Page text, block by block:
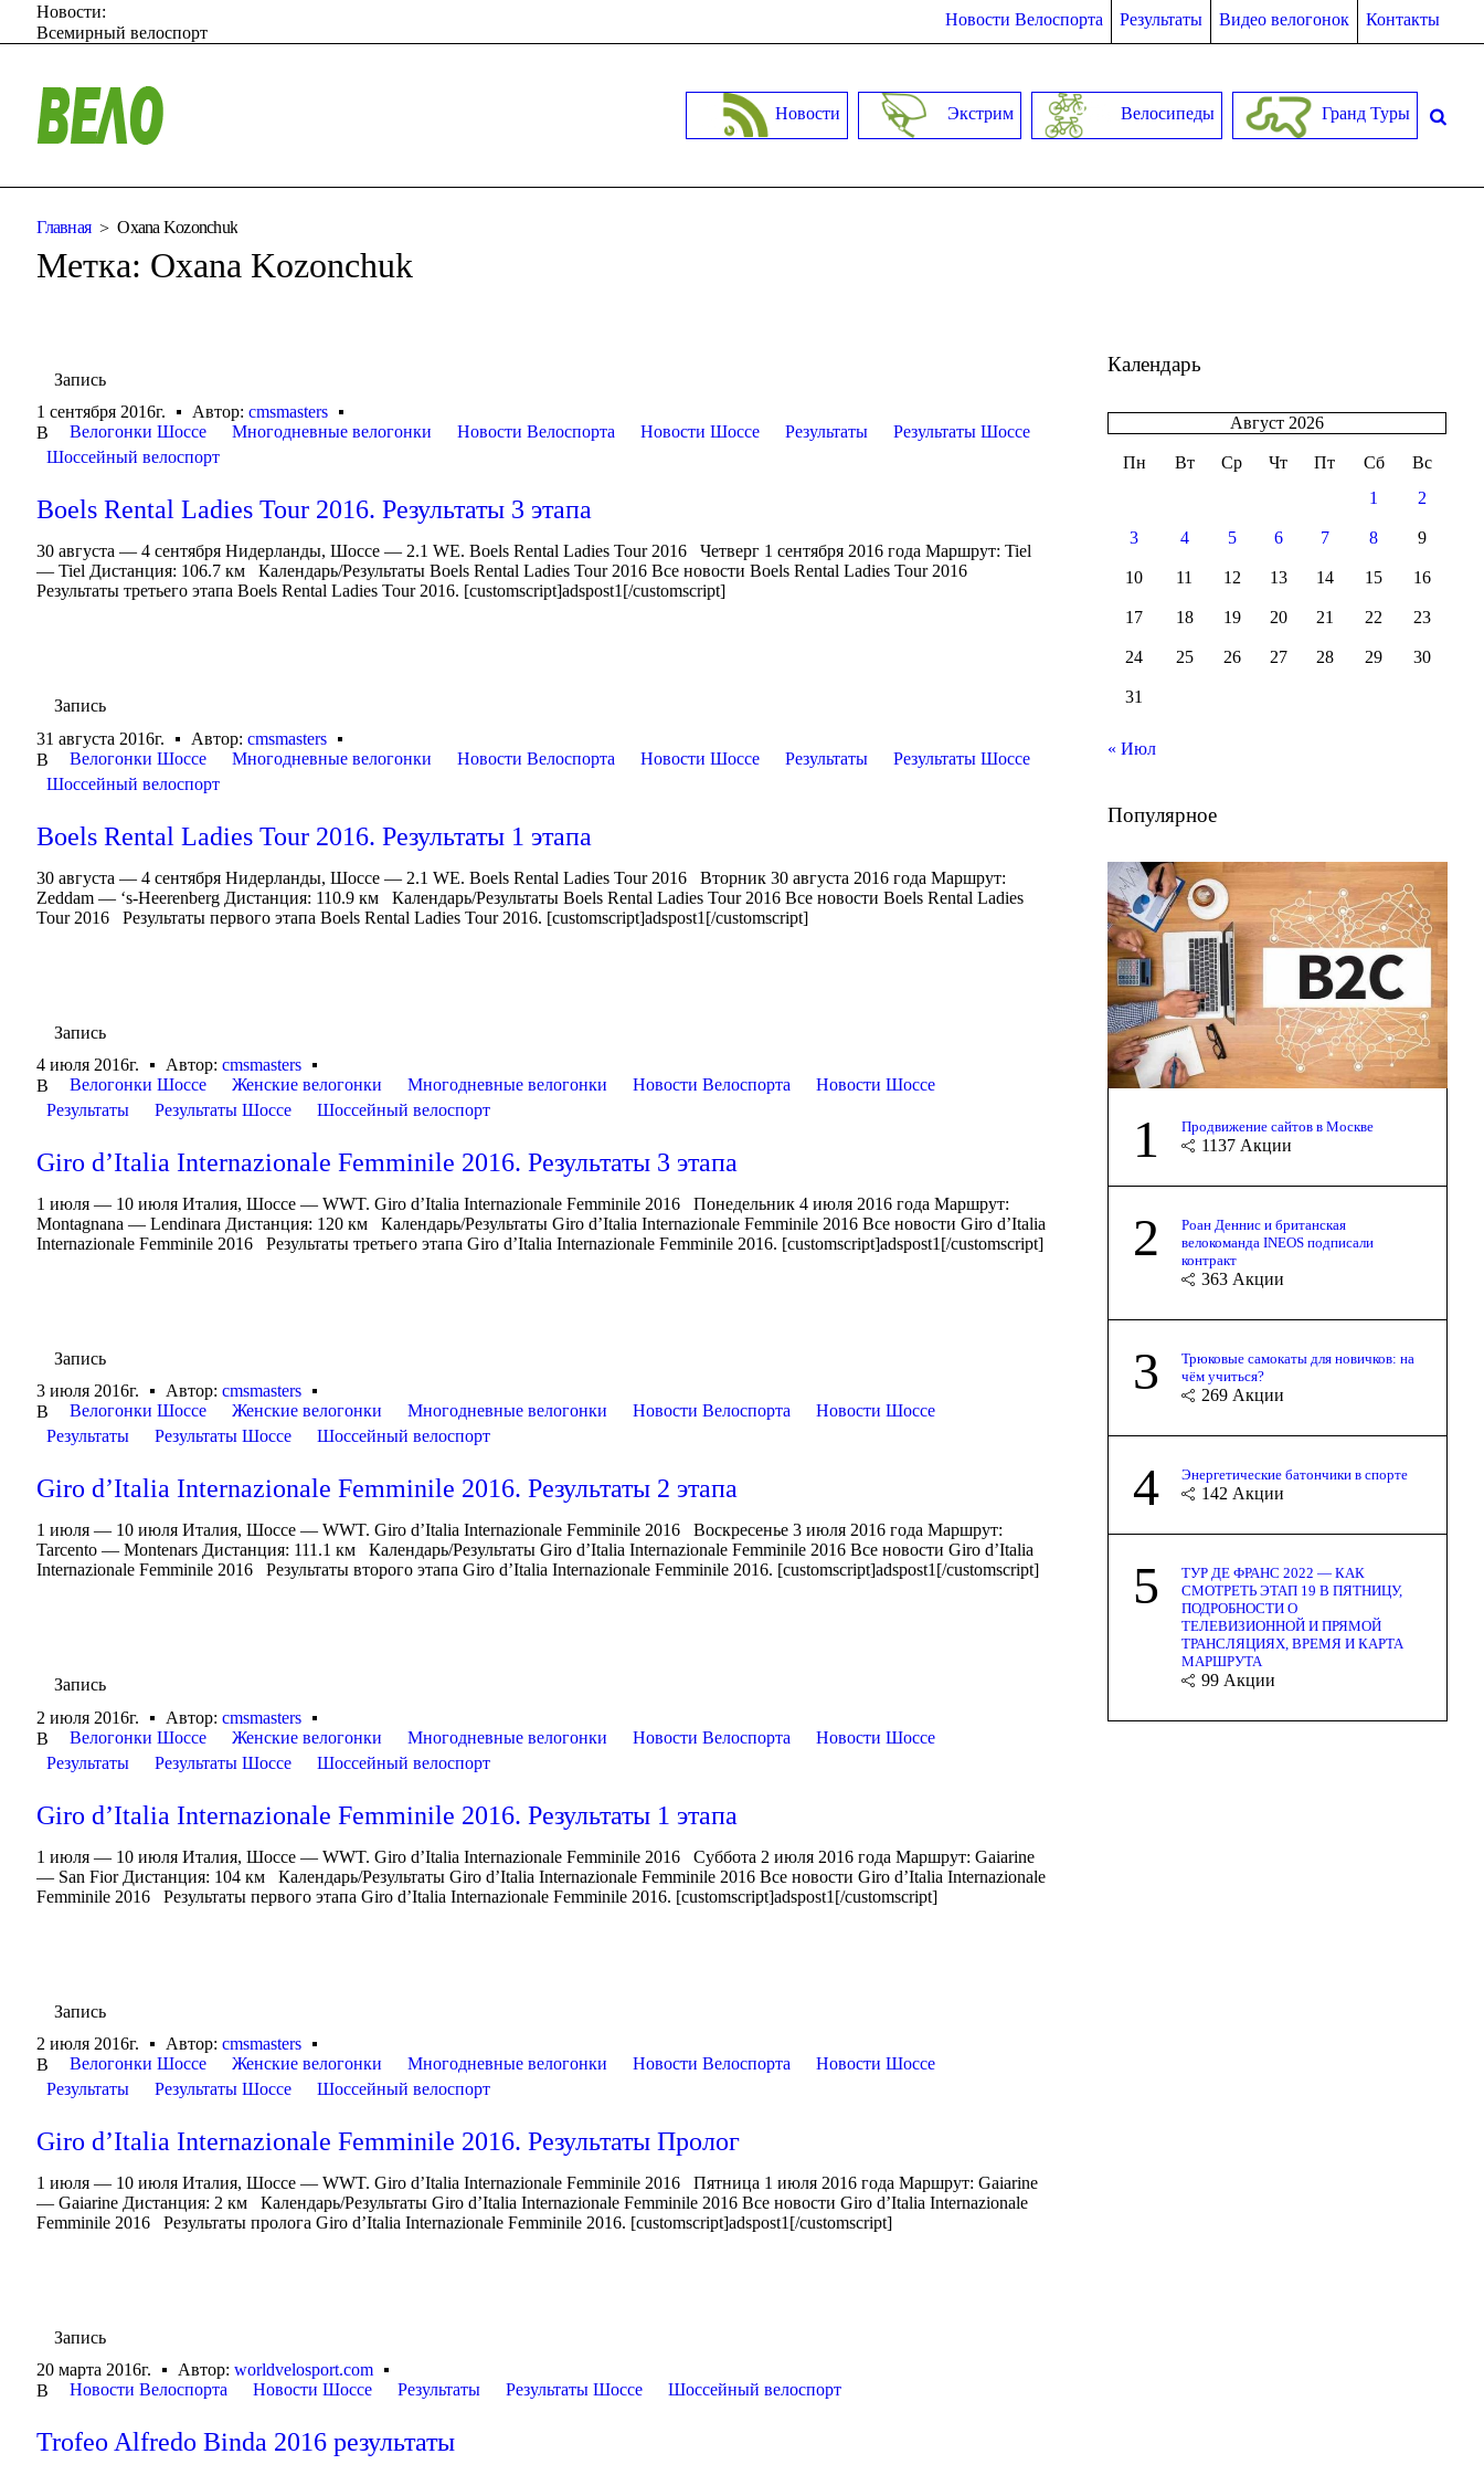
Новости Велоспорта Результаты Видео велогонок Контакты
Новости:
Всемирный велоспорт
Новости Экстрим Велосипеды Гранд Туры
Главная Oxana Kozonchuk
Метка: Oxana Kozonchuk
Запись
1 сентября 2016г.
Автор:cmsmasters
В
Велогонки Шоссе Многодневные велогонки Новости Велоспорта Новости Шоссе Результаты
Результаты Шоссе
Шоссейный велоспорт
Boels Rental Ladies Tour 2016. Результаты 3 этапа
30 августа — 4 сентября Нидерланды, Шоссе — 2.1 WE. Boels Rental Ladies Tour 2016 Четверг 1 сентября 2016 года Маршрут: Tiel
— Tiel Дистанция: 106.7 км Календарь/Результаты Boels Rental Ladies Tour 2016 Все новости Boels Rental Ladies Tour 2016
Результаты третьего этапа Boels Rental Ladies Tour 2016. [customscript]adspost1[/customscript]
Запись
31 августа 2016г.
Автор:cmsmasters
В
Велогонки Шоссе Многодневные велогонки Новости Велоспорта Новости Шоссе Результаты
Результаты Шоссе
Шоссейный велоспорт
Boels Rental Ladies Tour 2016. Результаты 1 этапа
30 августа — 4 сентября Нидерланды, Шоссе — 2.1 WE. Boels Rental Ladies Tour 2016 Вторник 30 августа 2016 года Маршрут:
Zeddam — ‘s-Heerenberg Дистанция: 110.9 км Календарь/Результаты Boels Rental Ladies Tour 2016 Все новости Boels Rental Ladies
Tour 2016 Результаты первого этапа Boels Rental Ladies Tour 2016. [customscript]adspost1[/customscript]
Запись
4 июля 2016г.
Автор:cmsmasters
В
Велогонки Шоссе Женские велогонки Многодневные велогонки Новости Велоспорта
Новости Шоссе
Результаты
Результаты Шоссе Шоссейный велоспорт
Giro d’Italia Internazionale Femminile 2016. Результаты 3 этапа
1 июля — 10 июля Италия, Шоссе — WWT. Giro d’Italia Internazionale Femminile 2016 Понедельник 4 июля 2016 года Маршрут:
Montagnana — Lendinara Дистанция: 120 км Календарь/Результаты Giro d’Italia Internazionale Femminile 2016 Все новости Giro d’Italia
Internazionale Femminile 2016 Результаты третьего этапа Giro d’Italia Internazionale Femminile 2016. [customscript]adspost1[/customscript]
Запись
3 июля 2016г.
Автор:cmsmasters
В
Велогонки Шоссе Женские велогонки Многодневные велогонки Новости Велоспорта
Новости Шоссе
Результаты
Результаты Шоссе Шоссейный велоспорт
Giro d’Italia Internazionale Femminile 2016. Результаты 2 этапа
1 июля — 10 июля Италия, Шоссе — WWT. Giro d’Italia Internazionale Femminile 2016 Воскресенье 3 июля 2016 года Маршрут:
Tarcento — Montenars Дистанция: 111.1 км Календарь/Результаты Giro d’Italia Internazionale Femminile 2016 Все новости Giro d’Italia
Internazionale Femminile 2016 Результаты второго этапа Giro d’Italia Internazionale Femminile 2016. [customscript]adspost1[/customscript]
Запись
2 июля 2016г.
Автор:cmsmasters
В
Велогонки Шоссе Женские велогонки Многодневные велогонки Новости Велоспорта
Новости Шоссе
Результаты
Результаты Шоссе Шоссейный велоспорт
Giro d’Italia Internazionale Femminile 2016. Результаты 1 этапа
1 июля — 10 июля Италия, Шоссе — WWT. Giro d’Italia Internazionale Femminile 2016 Суббота 2 июля 2016 года Маршрут: Gaiarine
— San Fior Дистанция: 104 км Календарь/Результаты Giro d’Italia Internazionale Femminile 2016 Все новости Giro d’Italia Internazionale
Femminile 2016 Результаты первого этапа Giro d’Italia Internazionale Femminile 2016. [customscript]adspost1[/customscript]
Запись
2 июля 2016г.
Автор:cmsmasters
В
Велогонки Шоссе Женские велогонки Многодневные велогонки Новости Велоспорта
Новости Шоссе
Результаты
Результаты Шоссе Шоссейный велоспорт
Giro d’Italia Internazionale Femminile 2016. Результаты Пролог
1 июля — 10 июля Италия, Шоссе — WWT. Giro d’Italia Internazionale Femminile 2016 Пятница 1 июля 2016 года Маршрут: Gaiarine
— Gaiarine Дистанция: 2 км Календарь/Результаты Giro d’Italia Internazionale Femminile 2016 Все новости Giro d’Italia Internazionale
Femminile 2016 Результаты пролога Giro d’Italia Internazionale Femminile 2016. [customscript]adspost1[/customscript]
Запись
20 марта 2016г.
Автор:worldvelosport.com
В
Новости Велоспорта Новости Шоссе Результаты Результаты Шоссе Шоссейный велоспорт
Trofeo Alfredo Binda 2016 результаты
Календарь
Август 2026
Пн Вт Ср Чт Пт Сб
Вс
1
2
3 4 5 6 7 8 9
10 11 12 13 14 15 16
17 18 19 20 21 22 23
24 25 26 27 28 29 30
31
« Июл
Популярное
1 Продвижение сайтов в Москве
1137 Акции
2
Роан Деннис и британская
велокоманда INEOS подписали
контракт
363 Акции
3
Трюковые самокаты для новичков: на
чём учиться?
269 Акции
4 Энергетические батончики в спорте
142 Акции
5
ТУР ДЕ ФРАНС 2022 — КАК
СМОТРЕТЬ ЭТАП 19 В ПЯТНИЦУ,
ПОДРОБНОСТИ О
ТЕЛЕВИЗИОННОЙ И ПРЯМОЙ
ТРАНСЛЯЦИЯХ, ВРЕМЯ И КАРТА
МАРШРУТА
99 Акции